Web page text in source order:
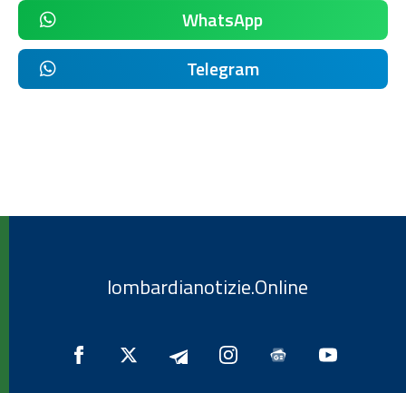
WhatsApp
Telegram
lombardianotizie.Online